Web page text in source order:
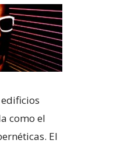
como el
El